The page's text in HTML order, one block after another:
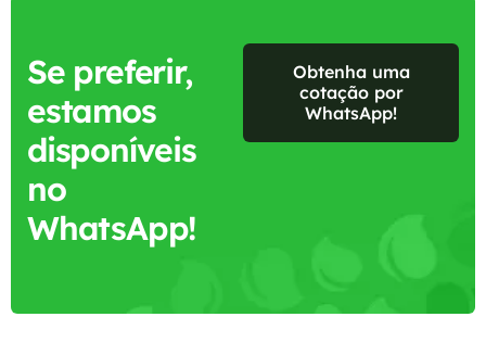
Se preferir,
estamos
disponíveis
no
WhatsApp!
Obtenha uma
cotação por
WhatsApp!